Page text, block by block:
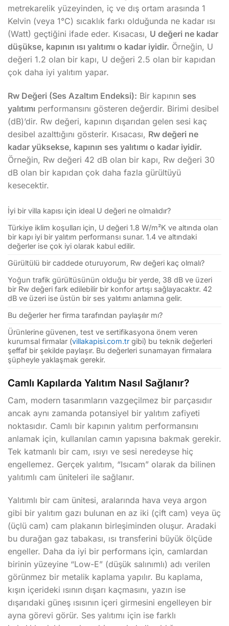
metrekarelik yüzeyinden, iç ve dış ortam arasında 1
Kelvin (veya 1°C) sıcaklık farkı olduğunda ne kadar ısı
(Watt) geçtiğini ifade eder. Kısacası, U değeri ne kadar
düşükse, kapının ısı yalıtımı o kadar iyidir. Örneğin, U
değeri 1.2 olan bir kapı, U değeri 2.5 olan bir kapıdan
çok daha iyi yalıtım yapar.
Rw Değeri (Ses Azaltım Endeksi): Bir kapının ses
yalıtımı performansını gösteren değerdir. Birimi desibel
(dB)’dir. Rw değeri, kapının dışarıdan gelen sesi kaç
desibel azalttığını gösterir. Kısacası, Rw değeri ne
kadar yüksekse, kapının ses yalıtımı o kadar iyidir.
Örneğin, Rw değeri 42 dB olan bir kapı, Rw değeri 30
dB olan bir kapıdan çok daha fazla gürültüyü
kesecektir.
İyi bir villa kapısı için ideal U değeri ne olmalıdır?
Türkiye iklim koşulları için, U değeri 1.8 W/m²K ve altında olan
bir kapı iyi bir yalıtım performansı sunar. 1.4 ve altındaki
değerler ise çok iyi olarak kabul edilir.
Gürültülü bir caddede oturuyorum, Rw değeri kaç olmalı?
Yoğun trafik gürültüsünün olduğu bir yerde, 38 dB ve üzeri
bir Rw değeri fark edilebilir bir konfor artışı sağlayacaktır. 42
dB ve üzeri ise üstün bir ses yalıtımı anlamına gelir.
Bu değerler her firma tarafından paylaşılır mı?
Ürünlerine güvenen, test ve sertifikasyona önem veren
kurumsal firmalar (villakapisi.com.tr gibi) bu teknik değerleri
şeffaf bir şekilde paylaşır. Bu değerleri sunamayan firmalara
şüpheyle yaklaşmak gerekir.
Camlı Kapılarda Yalıtım Nasıl Sağlanır?
Cam, modern tasarımların vazgeçilmez bir parçasıdır
ancak aynı zamanda potansiyel bir yalıtım zafiyeti
noktasıdır. Camlı bir kapının yalıtım performansını
anlamak için, kullanılan camın yapısına bakmak gerekir.
Tek katmanlı bir cam, ısıyı ve sesi neredeyse hiç
engellemez. Gerçek yalıtım, “Isıcam” olarak da bilinen
yalıtımlı cam üniteleri ile sağlanır.
Yalıtımlı bir cam ünitesi, aralarında hava veya argon
gibi bir yalıtım gazı bulunan en az iki (çift cam) veya üç
(üçlü cam) cam plakanın birleşiminden oluşur. Aradaki
bu durağan gaz tabakası, ısı transferini büyük ölçüde
engeller. Daha da iyi bir performans için, camlardan
birinin yüzeyine “Low-E” (düşük salınımlı) adı verilen
görünmez bir metalik kaplama yapılır. Bu kaplama,
kışın içerideki ısının dışarı kaçmasını, yazın ise
dışarıdaki güneş ısısının içeri girmesini engelleyen bir
ayna görevi görür. Ses yalıtımı için ise farklı